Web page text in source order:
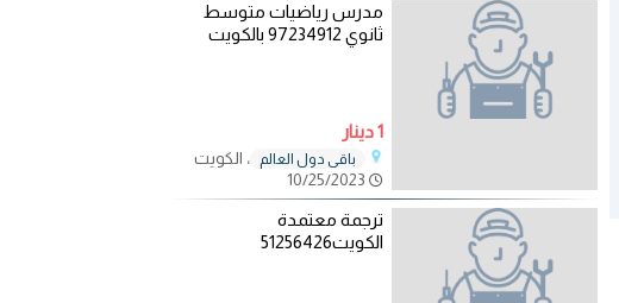
مدرس رياضيات متوسط
ثانوي 97234912 بالكويت
1 دينار
باقي دول العالم
، الكويت
10/25/2023
ترجمة معتمدة
الكويت51256426